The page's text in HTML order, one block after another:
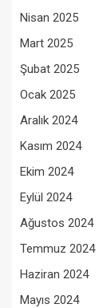
Nisan 2025
Mart 2025
Şubat 2025
Ocak 2025
Aralık 2024
Kasım 2024
Ekim 2024
Eylül 2024
Ağustos 2024
Temmuz 2024
Haziran 2024
Mayıs 2024